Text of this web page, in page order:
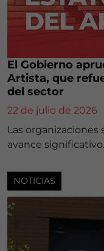
El Gobierno
Artista, que
del sector
22 de julio de 2026
Las
avance significativo.
NOTICIAS